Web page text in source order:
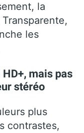
la
les
mais pas
stéréo
plus
contrastes,